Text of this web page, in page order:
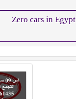
Zero cars in Egypt